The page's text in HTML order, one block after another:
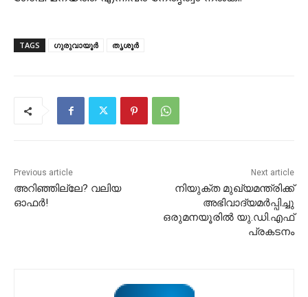
TAGS ഗുരുവായൂർ തൃശൂർ
Previous article
അറിഞ്ഞില്ലേ? വലിയ
ഓഫർ!
Next article
നിയുക്ത മുഖ്യമന്ത്രിക്ക്
അഭിവാദ്യമർപ്പിച്ചു
ഒരുമനയൂരിൽ യു.ഡി.എഫ്
പ്രകടനം